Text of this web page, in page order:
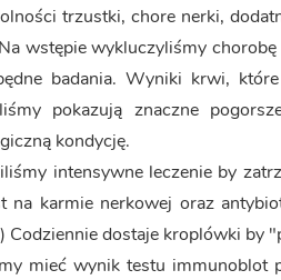
trzustki, chore nerki,
wstępie wykluczyliśmy
badania. Wyniki krwi,
pokazują znaczne
kondycję.
intensywne leczenie by
na karmie nerkowej oraz
Codziennie dostaje kroplówki by
mieć wynik testu immunoblot